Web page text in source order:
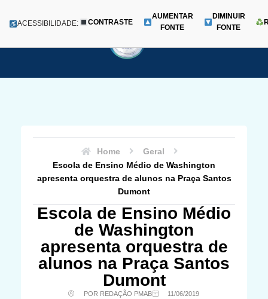
para
Menu
ACESSIBILIDADE: CONTRASTE
AUMENTAR
FONTE
DIMINUIR
FONTE
Home
Geral
Escola de Ensino Médio de Washington
apresenta orquestra de alunos na Praça Santos
Dumont
Escola de Ensino Médio
de Washington
apresenta orquestra de
alunos na Praça Santos
Dumont
POR REDAÇÃO PMAB
11/06/2019